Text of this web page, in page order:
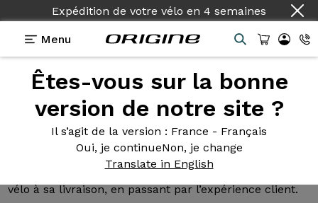
Expédition de votre vélo en 4 semaines
Pays : Français
Menu
Êtes-vous sur la bonne
version de notre site ?
Il s’agit de la version : France - Français
Oui, je continueNon, je change
Translate in English
Avis et testpar les clients
Origine : Help
Lisez les avis sur nos vélos de Route, Gravel, VTT et
vélo à sa livraison, en passant par l’expérience client.